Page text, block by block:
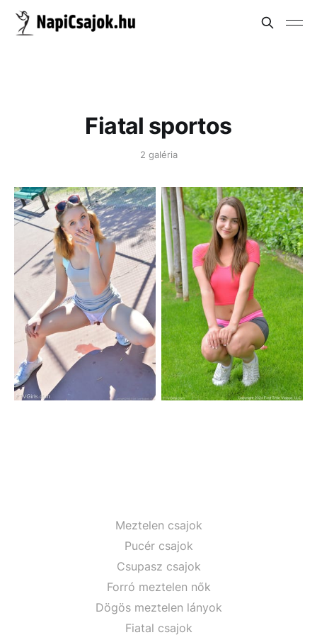
Fiatal sportos
2 galéria
Meztelen csajok
Pucér csajok
Csupasz csajok
Forró meztelen nők
Dögös meztelen lányok
Fiatal csajok